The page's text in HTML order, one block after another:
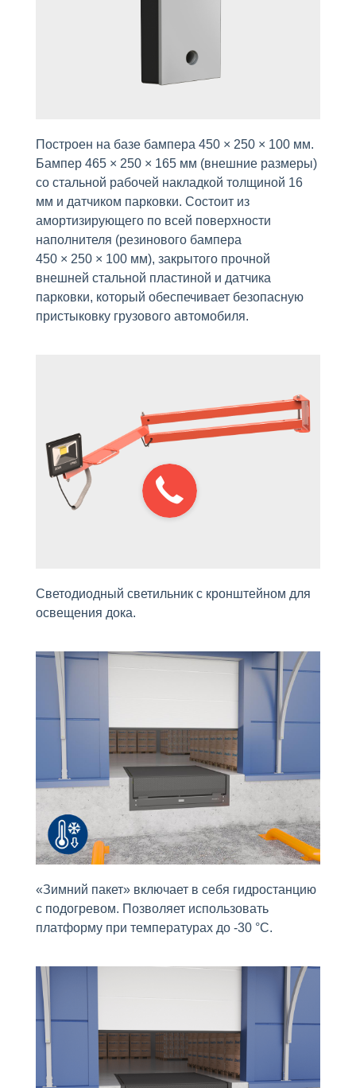
Построен на базе бампера 450 × 250 × 100 мм.
Бампер 465 × 250 × 165 мм (внешние размеры)
со стальной рабочей накладкой толщиной 16
мм и датчиком парковки. Состоит из
амортизирующего по всей поверхности
наполнителя (резинового бампера
450 × 250 × 100 мм), закрытого прочной
внешней стальной пластиной и датчика
парковки, который обеспечивает безопасную
пристыковку грузового автомобиля.
Светодиодный светильник с кронштейном для
освещения дока.
«Зимний пакет» включает в себя гидростанцию
с подогревом. Позволяет использовать
платформу при температурах до -30 °С.